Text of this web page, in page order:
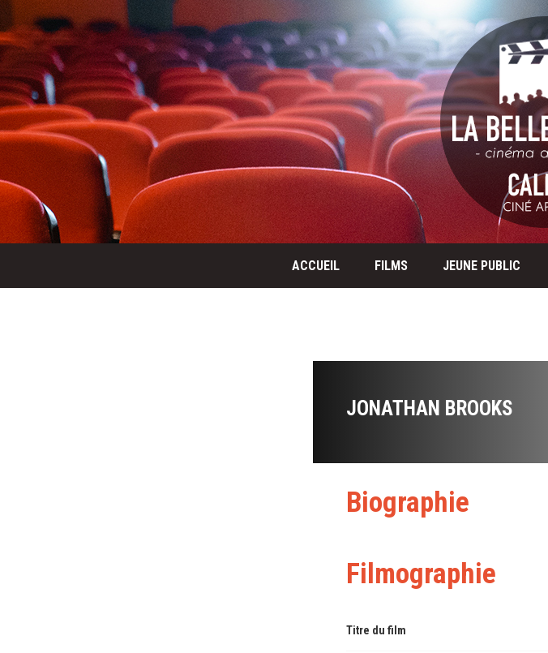
ACCUEIL FILMS JEUNE PUBLIC
JONATHAN BROOKS
Biographie
Filmographie
Titre du film